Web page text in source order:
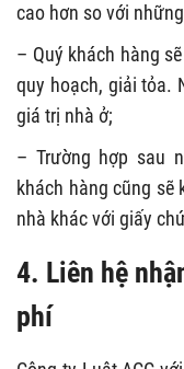
cao hơn so với
– Quý khách hàng
quy hoạch, giải tỏa.
giá trị nhà ở;
– Trường hợp sau
khách hàng cũng sẽ
nhà khác với giấy
4. Liên hệ
phí